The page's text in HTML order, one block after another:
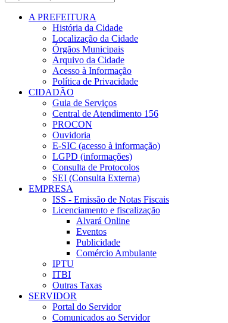
A PREFEITURA
História da Cidade
Localização da Cidade
Órgãos Municipais
Arquivo da Cidade
Acesso à Informação
Política de Privacidade
CIDADÃO
Guia de Serviços
Central de Atendimento 156
PROCON
Ouvidoria
E-SIC (acesso à informação)
LGPD (informações)
Consulta de Protocolos
SEI (Consulta Externa)
EMPRESA
ISS - Emissão de Notas Fiscais
Licenciamento e fiscalização
Alvará Online
Eventos
Publicidade
Comércio Ambulante
IPTU
ITBI
Outras Taxas
SERVIDOR
Portal do Servidor
Comunicados ao Servidor